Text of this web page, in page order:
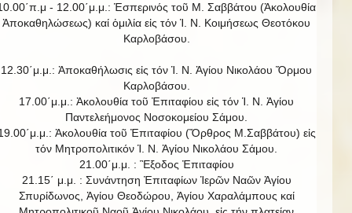
- 12.00΄μ.μ.: Ἑσπερινός τοῦ Μ. Σαββάτου (Ἀκολουθία
Ἀποκαθηλώσεως) καί ὁμιλία εἰς τόν Ἱ. Ν. Κοιμήσεως Θεοτόκου
Καρλοβάσου.
12.30΄μ.μ.: Ἀποκαθήλωσις εἰς τόν Ἱ. Ν. Ἁγίου Νικολάου Ὅρμου
Καρλοβάσου.
17.00΄μ.μ.: Ἀκολουθία τοῦ Ἐπιταφίου εἰς τόν Ἱ. Ν. Ἁγίου
Παντελεήμονος Νοσοκομείου Σάμου.
Ἀκολουθία τοῦ Ἐπιταφίου (Ὄρθρος Μ.Σαββάτου) εἰς
τόν Μητροπολιτικόν Ἱ. Ν. Ἁγίου Νικολάου Σάμου.
21.00΄μ.μ. : Ἒξοδος Ἐπιταφίου
21.15΄ μ.μ. : Συνάντηση Ἐπιταφίων Ἱερῶν Ναῶν Ἀγίου
Σπυρίδωνος, Ἁγίου Θεοδώρου, Ἁγίου Χαραλάμπους καί